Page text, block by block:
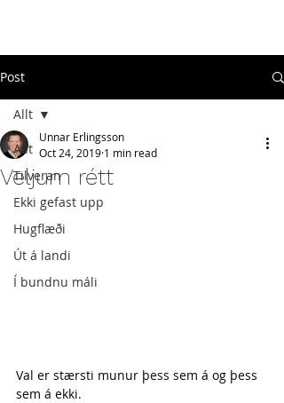
Post
Allt
Tilveran
Ekki gefast upp
Hugflæði
Út á landi
Í bundnu máli
Allt
Veljum rétt
Unnar Erlingsson
Oct 24, 2019 1 min read
Val er stærsti munur þess sem á og þess
sem á ekki.